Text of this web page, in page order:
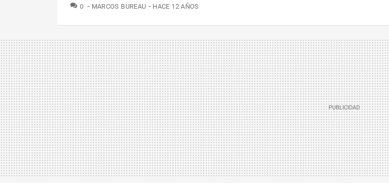
0 COMENTARIOS
MARCOS BUREAU HACE 12 AÑOS